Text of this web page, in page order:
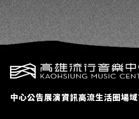
中心公告展演資訊高流生活圈場